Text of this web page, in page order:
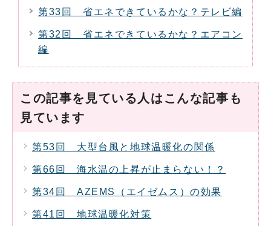
第33回 省エネできているかな？テレビ編
第32回 省エネできているかな？エアコン
編
この記事を見ている人はこんな記事も
見ています
第53回 大型台風と地球温暖化の関係
第66回 海水温の上昇が止まらない！？
第34回 AZEMS（エイゼムス）の効果
第41回 地球温暖化対策